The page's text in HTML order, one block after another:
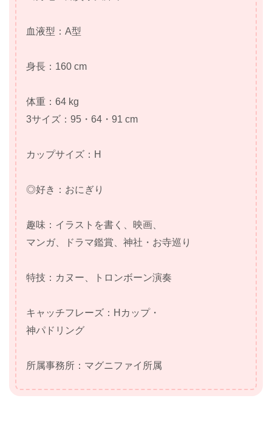
血液型：A型
身長：160 cm
体重：64 kg
3サイズ：95・64・91 cm
カップサイズ：H
◎好き：おにぎり
趣味：イラストを書く、映画、
マンガ、ドラマ鑑賞、神社・お寺巡り
特技：カヌー、トロンボーン演奏
キャッチフレーズ：Hカップ・
神パドリング
所属事務所：マグニファイ所属